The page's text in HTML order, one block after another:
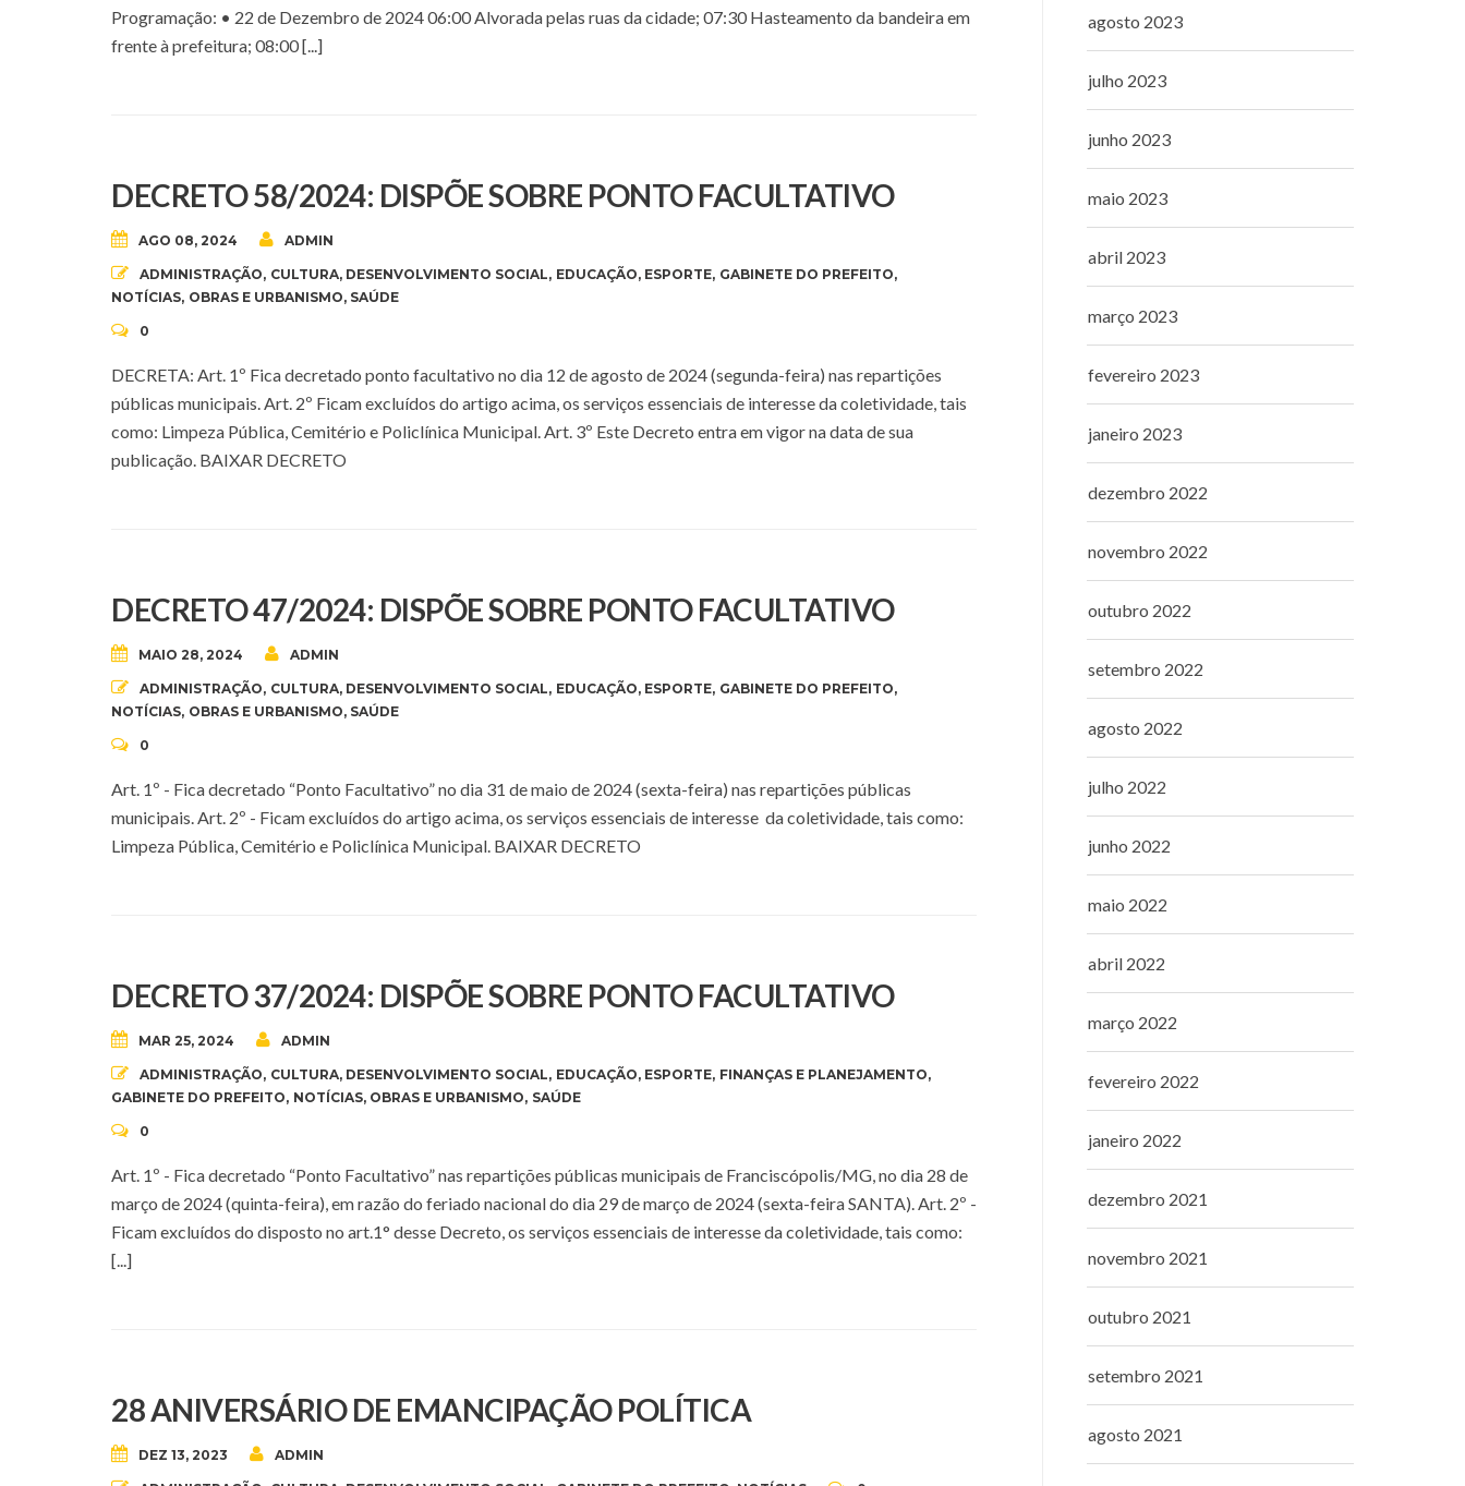
Programação: • 22 de Dezembro de 2024 06:00 Alvorada pelas ruas da cidade; 07:30 Hasteamento da bandeira em
frente à prefeitura; 08:00 [...]
DECRETO 58/2024: DISPÕE SOBRE PONTO FACULTATIVO
AGO 08, 2024 ADMIN
ADMINISTRAÇÃO, CULTURA, DESENVOLVIMENTO SOCIAL, EDUCAÇÃO, ESPORTE, GABINETE DO PREFEITO,
NOTÍCIAS, OBRAS E URBANISMO, SAÚDE
0
DECRETA: Art. 1º Fica decretado ponto facultativo no dia 12 de agosto de 2024 (segunda-feira) nas repartições
públicas municipais. Art. 2º Ficam excluídos do artigo acima, os serviços essenciais de interesse da coletividade, tais
como: Limpeza Pública, Cemitério e Policlínica Municipal. Art. 3º Este Decreto entra em vigor na data de sua
publicação. BAIXAR DECRETO
DECRETO 47/2024: DISPÕE SOBRE PONTO FACULTATIVO
MAIO 28, 2024 ADMIN
ADMINISTRAÇÃO, CULTURA, DESENVOLVIMENTO SOCIAL, EDUCAÇÃO, ESPORTE, GABINETE DO PREFEITO,
NOTÍCIAS, OBRAS E URBANISMO, SAÚDE
0
Art. 1º - Fica decretado “Ponto Facultativo” no dia 31 de maio de 2024 (sexta-feira) nas repartições públicas
municipais. Art. 2º - Ficam excluídos do artigo acima, os serviços essenciais de interesse da coletividade, tais como:
Limpeza Pública, Cemitério e Policlínica Municipal. BAIXAR DECRETO
DECRETO 37/2024: DISPÕE SOBRE PONTO FACULTATIVO
MAR 25, 2024 ADMIN
ADMINISTRAÇÃO, CULTURA, DESENVOLVIMENTO SOCIAL, EDUCAÇÃO, ESPORTE, FINANÇAS E PLANEJAMENTO,
GABINETE DO PREFEITO, NOTÍCIAS, OBRAS E URBANISMO, SAÚDE
0
Art. 1º - Fica decretado “Ponto Facultativo” nas repartições públicas municipais de Franciscópolis/MG, no dia 28 de
março de 2024 (quinta-feira), em razão do feriado nacional do dia 29 de março de 2024 (sexta-feira SANTA). Art. 2º -
Ficam excluídos do disposto no art.1° desse Decreto, os serviços essenciais de interesse da coletividade, tais como:
[...]
28 ANIVERSÁRIO DE EMANCIPAÇÃO POLÍTICA
DEZ 13, 2023 ADMIN
agosto 2023
julho 2023
junho 2023
maio 2023
abril 2023
março 2023
fevereiro 2023
janeiro 2023
dezembro 2022
novembro 2022
outubro 2022
setembro 2022
agosto 2022
julho 2022
junho 2022
maio 2022
abril 2022
março 2022
fevereiro 2022
janeiro 2022
dezembro 2021
novembro 2021
outubro 2021
setembro 2021
agosto 2021